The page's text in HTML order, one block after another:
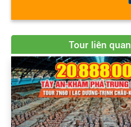
Tour liên quan